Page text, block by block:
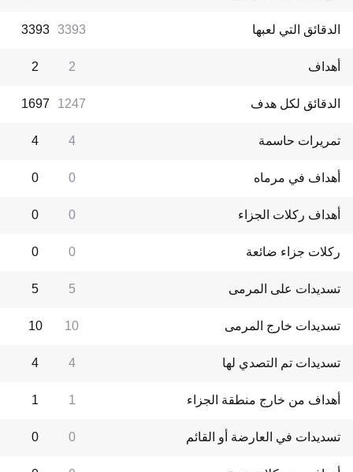
الدقائق التي لعبها 3393
3393
أهداف 2
2
الدقائق لكل هدف 1247
1697
تمريرات حاسمة 4
4
أهداف في مرماه 0
0
أهداف ركلات الجزاء 0
0
ركلات جزاء ضائعة 0
0
تسديدات على المرمى 5
5
تسديدات خارج المرمى 10
10
تسديدات تم التصدي لها 4
4
أهداف من خارج منطقة الجزاء 1
1
تسديدات في العارضة أو القائم 0
0